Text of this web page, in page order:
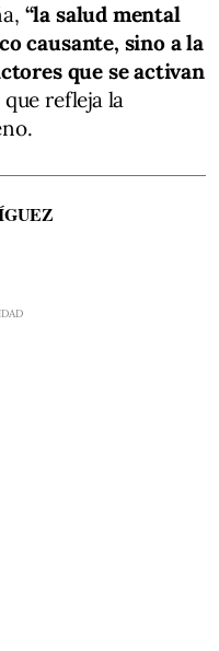
“la salud mental
causante, sino a la
que se activan
refleja la